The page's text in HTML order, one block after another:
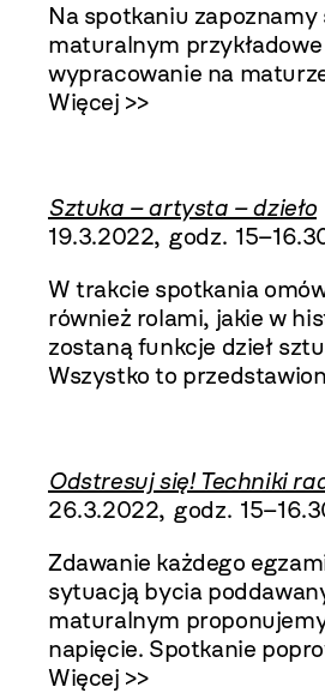
Na spotkaniu
maturalnym
wypracowanie na
Więcej >>
Sztuka – artysta – dzieło
19.3.2022, godz.
W trakcie spotkania
również rolami, jakie w
zostaną funkcje dzieł
Wszystko to
Odstresuj się! Techniki
26.3.2022, godz.
Zdawanie każdego
sytuacją bycia
maturalnym
napięcie. Spotkanie
Więcej >>